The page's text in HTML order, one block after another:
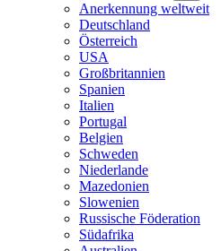
Anerkennung weltweit
Deutschland
Österreich
USA
Großbritannien
Spanien
Italien
Portugal
Belgien
Schweden
Niederlande
Mazedonien
Slowenien
Russische Föderation
Südafrika